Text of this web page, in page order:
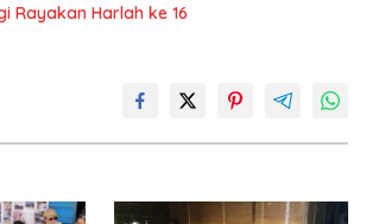
Rayakan Harlah ke 16